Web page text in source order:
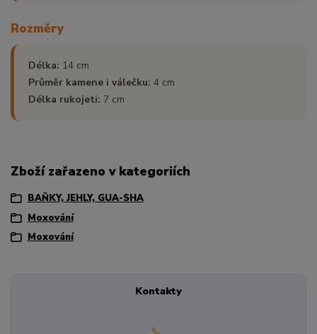
Rozměry
Délka: 14 cm
Průměr kamene i válečku: 4 cm
Délka rukojeti: 7 cm
Zboží zařazeno v kategoriích
BAŇKY, JEHLY, GUA-SHA
Moxování
Moxování
Kontakty